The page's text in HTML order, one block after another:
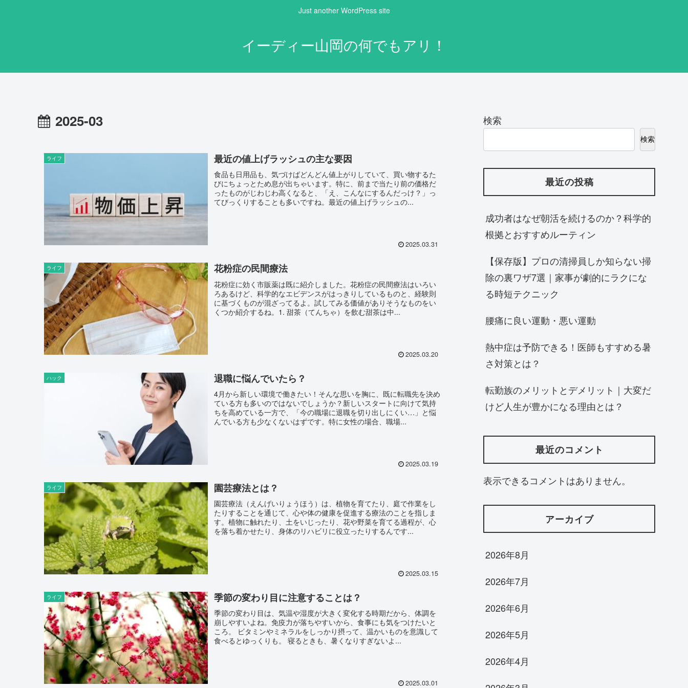
Just another WordPress site
イーディー山岡の何でもアリ！
2025-03
ライフ 最近の値上げラッシュの主な要因
食品も日用品も、気づけばどんどん値上がりしていて、買い物するた
びにちょっとため息が出ちゃいます。特に、前まで当たり前の価格だ
ったものがじわじわ高くなると、「え、こんなにするんだっけ？」っ
てびっくりすることも多いですね。最近の値上げラッシュの...
2025.03.31
ライフ 花粉症の民間療法
花粉症に効く市販薬は既に紹介しました。花粉症の民間療法はいろい
ろあるけど、科学的なエビデンスがはっきりしているものと、経験則
に基づくものが混ざってるよ。試してみる価値がありそうなものをい
くつか紹介するね。1. 甜茶（てんちゃ）を飲む甜茶は中...
2025.03.20
ハック 退職に悩んでいたら？
4月から新しい環境で働きたい！そんな思いを胸に、既に転職先を決め
ている方も多いのではないでしょうか？新しいスタートに向けて気持
ちを高めている一方で、「今の職場に退職を切り出しにくい…」と悩
んでいる方も少なくないはずです。特に女性の場合、職場...
2025.03.19
ライフ 園芸療法とは？
園芸療法（えんげいりょうほう）は、植物を育てたり、庭で作業をし
たりすることを通じて、心や体の健康を促進する療法のことを指しま
す。植物に触れたり、土をいじったり、花や野菜を育てる過程が、心
を落ち着かせたり、身体のリハビリに役立ったりするんです...
2025.03.15
ライフ 季節の変わり目に注意することは？
季節の変わり目は、気温や湿度が大きく変化する時期だから、体調を
崩しやすいよね。免疫力が落ちやすいから、食事にも気をつけたいと
ころ。 ビタミンやミネラルをしっかり摂って、温かいものを意識して
食べるとゆっくりも。 寝るときも、暑くなりすぎないよ...
2025.03.01
検索
検索
最近の投稿
成功者はなぜ朝活を続けるのか？科学的
根拠とおすすめルーティン
【保存版】プロの清掃員しか知らない掃
除の裏ワザ7選｜家事が劇的にラクにな
る時短テクニック
腰痛に良い運動・悪い運動
熱中症は予防できる！医師もすすめる暑
さ対策とは？
転勤族のメリットとデメリット｜大変だ
けど人生が豊かになる理由とは？
最近のコメント
表示できるコメントはありません。
アーカイブ
2026年8月
2026年7月
2026年6月
2026年5月
2026年4月